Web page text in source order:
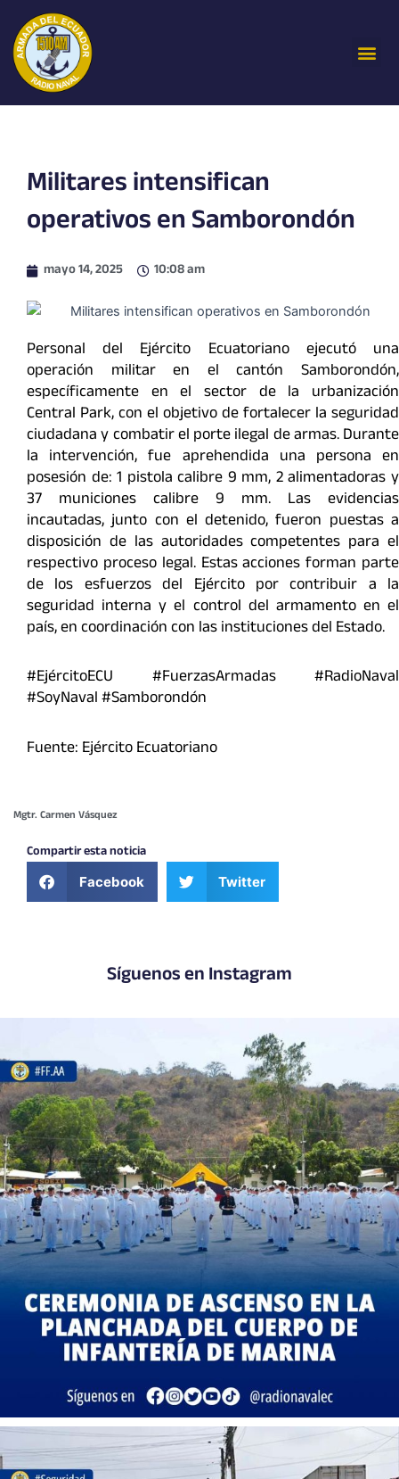
contenido
Militares intensifican
operativos en Samborondón
mayo 14, 2025 10:08 am
Personal del Ejército Ecuatoriano ejecutó una
operación militar en el cantón Samborondón,
específicamente en el sector de la urbanización
Central Park, con el objetivo de fortalecer la seguridad
ciudadana y combatir el porte ilegal de armas. Durante
la intervención, fue aprehendida una persona en
posesión de: 1 pistola calibre 9 mm, 2 alimentadoras y
37 municiones calibre 9 mm. Las evidencias
incautadas, junto con el detenido, fueron puestas a
disposición de las autoridades competentes para el
respectivo proceso legal. Estas acciones forman parte
de los esfuerzos del Ejército por contribuir a la
seguridad interna y el control del armamento en el
país, en coordinación con las instituciones del Estado.
#EjércitoECU #FuerzasArmadas #RadioNaval
#SoyNaval #Samborondón
Fuente: Ejército Ecuatoriano
Mgtr. Carmen Vásquez
Compartir esta noticia
Facebook Twitter
Síguenos en Instagram